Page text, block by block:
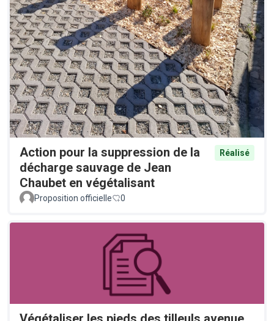
Action pour la suppression de la
décharge sauvage de Jean
Chaubet en végétalisant
Réalisé
Proposition officielle 0